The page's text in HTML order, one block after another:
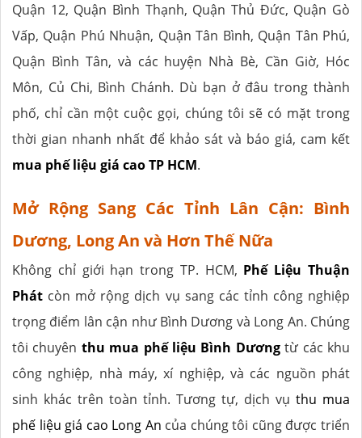
Quận 12, Quận Bình Thạnh, Quận Thủ Đức, Quận Gò
Vấp, Quận Phú Nhuận, Quận Tân Bình, Quận Tân Phú,
Quận Bình Tân, và các huyện Nhà Bè, Cần Giờ, Hóc
Môn, Củ Chi, Bình Chánh. Dù bạn ở đâu trong thành
phố, chỉ cần một cuộc gọi, chúng tôi sẽ có mặt trong
thời gian nhanh nhất để khảo sát và báo giá, cam kết
mua phế liệu giá cao TP HCM.
Mở Rộng Sang Các Tỉnh Lân Cận: Bình
Dương, Long An và Hơn Thế Nữa
Không chỉ giới hạn trong TP. HCM, Phế Liệu Thuận
Phát còn mở rộng dịch vụ sang các tỉnh công nghiệp
trọng điểm lân cận như Bình Dương và Long An. Chúng
tôi chuyên thu mua phế liệu Bình Dươngtừ các khu
công nghiệp, nhà máy, xí nghiệp, và các nguồn phát
sinh khác trên toàn tỉnh. Tương tự, dịch vụ thu mua
phế liệu giá cao Long An của chúng tôi cũng được triển